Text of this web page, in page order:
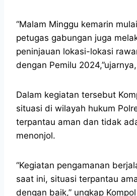
“Malam Minggu kemarin
petugas gabungan juga
peninjauan lokasi-lokasi
dengan Pemilu
Dalam kegiatan tersebut
situasi di wilayah hukum
terpantau aman dan tidak
menonjol.
“Kegiatan pengamanan
saat ini, situasi terpantau
dengan baik,” ungkap